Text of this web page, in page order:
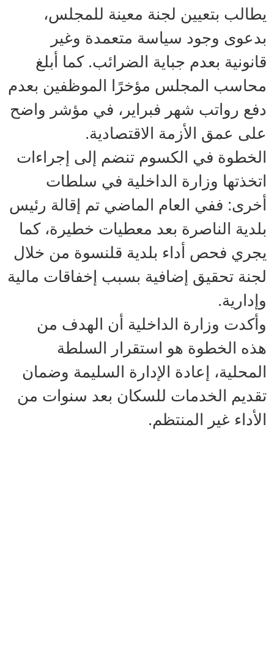
يطالب بتعيين لجنة معينة للمجلس،
بدعوى وجود سياسة متعمدة وغير
قانونية بعدم جباية الضرائب. كما أبلغ
محاسب المجلس مؤخرًا الموظفين بعدم
دفع رواتب شهر فبراير، في مؤشر واضح
على عمق الأزمة الاقتصادية.
الخطوة في الكسوم تنضم إلى إجراءات
اتخذتها وزارة الداخلية في سلطات
أخرى: ففي العام الماضي تم إقالة رئيس
بلدية الناصرة بعد معطيات خطيرة، كما
يجري فحص أداء بلدية قلنسوة من خلال
لجنة تحقيق إضافية بسبب إخفاقات مالية
وإدارية.
وأكدت وزارة الداخلية أن الهدف من
هذه الخطوة هو استقرار السلطة
المحلية، إعادة الإدارة السليمة وضمان
تقديم الخدمات للسكان بعد سنوات من
الأداء غير المنتظم.